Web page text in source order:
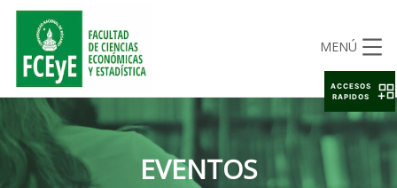
MENÚ
EVENTOS
ACCESOS
RAPIDOS